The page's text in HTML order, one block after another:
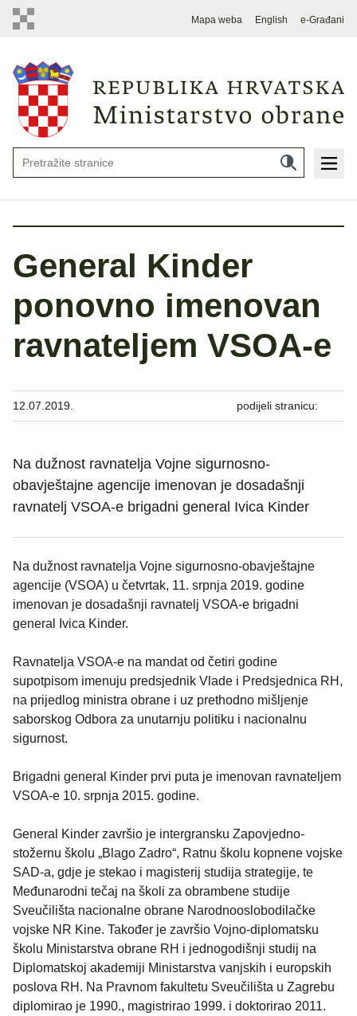
Mapa weba English e-Građani
General Kinder
ponovno imenovan
ravnateljem VSOA-e
12.07.2019. podijeli stranicu:
Na dužnost ravnatelja Vojne sigurnosno-
obavještajne agencije imenovan je dosadašnji
ravnatelj VSOA-e brigadni general Ivica Kinder
Na dužnost ravnatelja Vojne sigurnosno-obavještajne
agencije (VSOA) u četvrtak, 11. srpnja 2019. godine
imenovan je dosadašnji ravnatelj VSOA-e brigadni
general Ivica Kinder.
Ravnatelja VSOA-e na mandat od četiri godine
supotpisom imenuju predsjednik Vlade i Predsjednica RH,
na prijedlog ministra obrane i uz prethodno mišljenje
saborskog Odbora za unutarnju politiku i nacionalnu
sigurnost.
Brigadni general Kinder prvi puta je imenovan ravnateljem
VSOA-e 10. srpnja 2015. godine.
General Kinder završio je intergransku Zapovjedno-
stožernu školu „Blago Zadro“, Ratnu školu kopnene vojske
SAD-a, gdje je stekao i magisterij studija strategije, te
Međunarodni tečaj na školi za obrambene studije
Sveučilišta nacionalne obrane Narodnooslobodilačke
vojske NR Kine. Također je završio Vojno-diplomatsku
školu Ministarstva obrane RH i jednogodišnji studij na
Diplomatskoj akademiji Ministarstva vanjskih i europskih
poslova RH. Na Pravnom fakultetu Sveučilišta u Zagrebu
diplomirao je 1990., magistrirao 1999. i doktorirao 2011.